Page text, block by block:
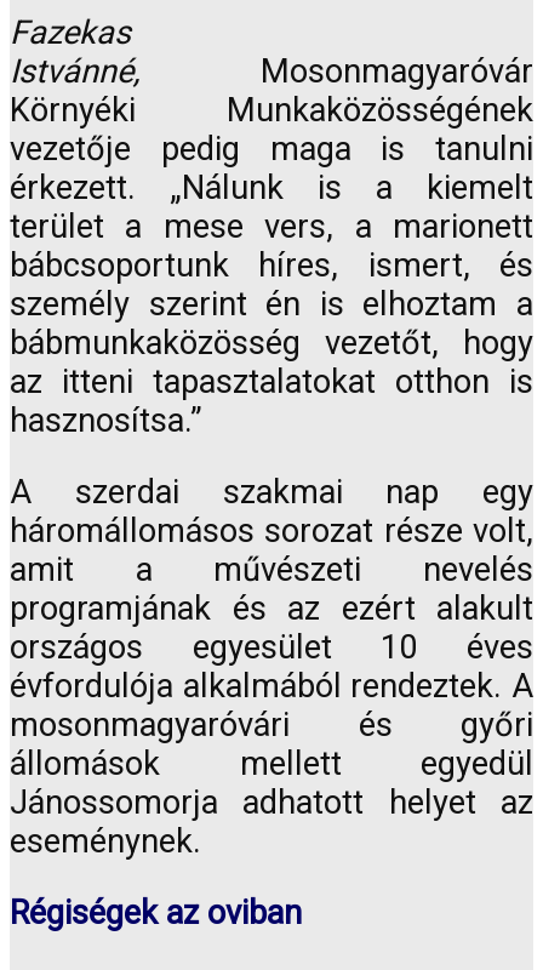
Fazekas
Istvánné, Mosonmagyaróvár
Környéki Munkaközösségének
vezetője pedig maga is tanulni
érkezett. „Nálunk is a kiemelt
terület a mese vers, a marionett
bábcsoportunk híres, ismert, és
személy szerint én is elhoztam a
bábmunkaközösség vezetőt, hogy
az itteni tapasztalatokat otthon is
hasznosítsa.”
A szerdai szakmai nap egy
háromállomásos sorozat része volt,
amit a művészeti nevelés
programjának és az ezért alakult
országos egyesület 10 éves
évfordulója alkalmából rendeztek. A
mosonmagyaróvári és győri
állomások mellett egyedül
Jánossomorja adhatott helyet az
eseménynek.
Régiségek az oviban